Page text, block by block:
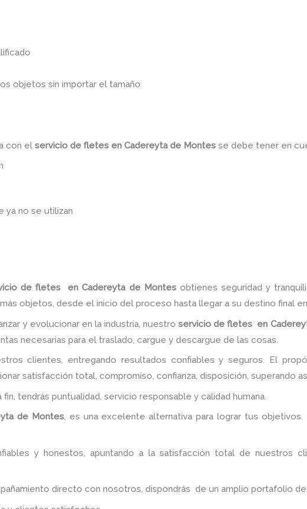
objetos sin importar el tamaño
con el servicio de fletes en Cadereyta de Montes se debe tener en
ya no se utilizan
de fletes en Cadereyta de Montes obtienes seguridad y
objetos, desde el inicio del proceso hasta llegar a su destino final
y evolucionar en la industria, nuestroservicio de fletes en
necesarias para el traslado, cargue y descargue de las cosas.
clientes, entregando resultados confiables y seguros. El
satisfacción total, compromiso, confianza, disposición, superando
tendrás puntualidad, servicio responsable y calidad humana.
de Montes, es una excelente alternativa para lograr tus
y honestos, apuntando a la satisfacción total de nuestros
directo con nosotros, dispondrás de un amplio portafolio